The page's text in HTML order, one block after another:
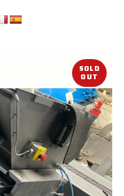
SOLD
OUT